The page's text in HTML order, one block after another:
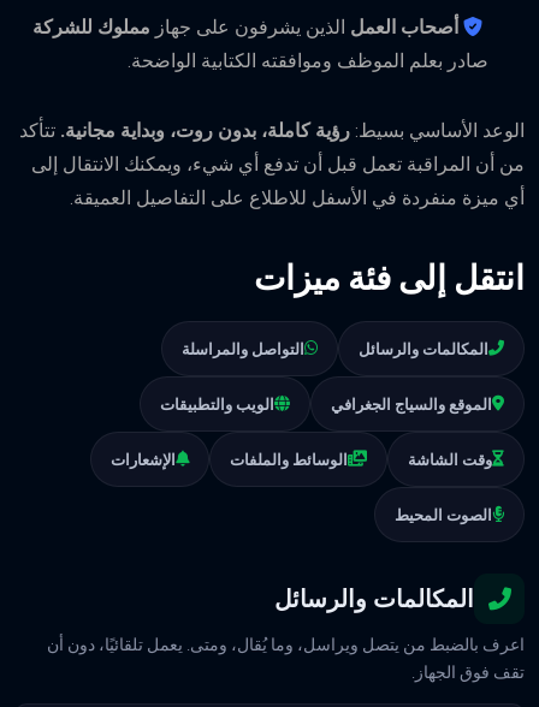
أصحاب العمل الذين يشرفون على جهاز مملوك للشركة
صادر بعلم الموظف وموافقته الكتابية الواضحة.
الوعد الأساسي بسيط: رؤية كاملة، بدون روت، وبداية مجانية. تتأكد
من أن المراقبة تعمل قبل أن تدفع أي شيء، ويمكنك الانتقال إلى
أي ميزة منفردة في الأسفل للاطلاع على التفاصيل العميقة.
انتقل إلى فئة ميزات
المكالمات والرسائل التواصل والمراسلة
الموقع والسياج الجغرافي الويب والتطبيقات
وقت الشاشة الوسائط والملفات الإشعارات
الصوت المحيط
المكالمات والرسائل
اعرف بالضبط من يتصل ويراسل، وما يُقال، ومتى. يعمل تلقائيًا، دون أن
تقف فوق الجهاز.